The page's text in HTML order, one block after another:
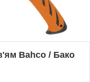
Bahco / Бако